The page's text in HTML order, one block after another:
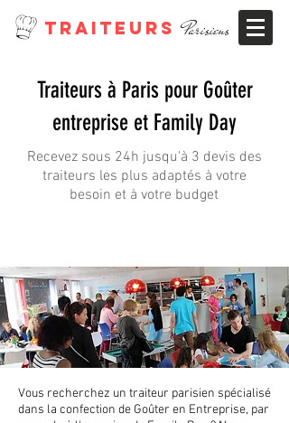
TRAITEURSParisiens
Traiteurs à Paris pour Goûter
entreprise et Family Day
Recevez sous 24h jusqu'à 3 devis des
traiteurs les plus adaptés à votre
besoin et à votre budget
Vous recherchez un traiteur parisien spécialisé
dans la confection de Goûter en Entreprise, par